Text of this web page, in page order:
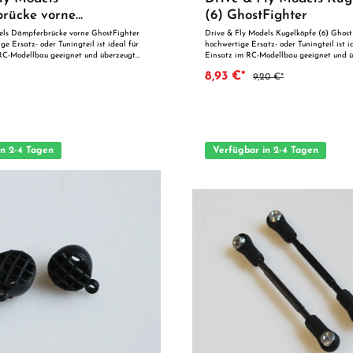
vorne
Dämpferbrücke vorne GhostFighter
Ersatz- oder Tuningteil ist ideal für
Modellbau geeignet und überzeugt
ist es optimal als
(6) GhostFighter
Drive & Fly Models Kugelköpfe (6) GhostFighter Dieses
hochwertige Ersatz- oder Tuningteil ist
Einsatz im RC-Modellbau geeignet und
perfekten Passgenauigkeit ist es optimal
Erwachsenen.
8,93 €* 9,20 €*
2-4 Tagen Verfügbar in 2-4 Tagen